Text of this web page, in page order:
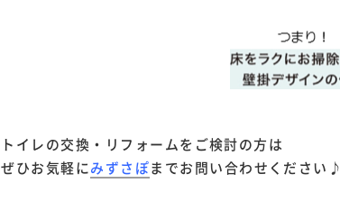
トイレの交換・リフォームをご検討の方は
ぜひお気軽にみずさぽまでお問い合わせください♪